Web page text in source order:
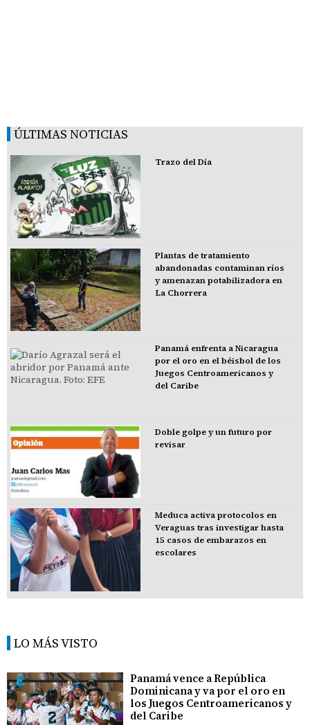
ÚLTIMAS NOTICIAS
Trazo del Día
Plantas de tratamiento
abandonadas contaminan ríos
y amenazan potabilizadora en
La Chorrera
Panamá enfrenta a Nicaragua
por el oro en el béisbol de los
Juegos Centroamericanos y
del Caribe
Doble golpe y un futuro por
revisar
Meduca activa protocolos en
Veraguas tras investigar hasta
15 casos de embarazos en
escolares
LO MÁS VISTO
Panamá vence a República
Dominicana y va por el oro en
los Juegos Centroamericanos y
del Caribe